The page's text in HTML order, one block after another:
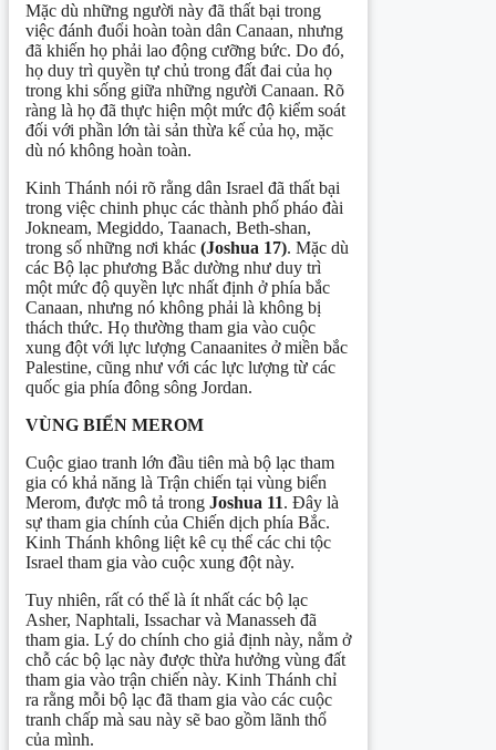
Mặc dù những người này đã thất bại trong
việc đánh đuổi hoàn toàn dân Canaan, nhưng
đã khiến họ phải lao động cưỡng bức. Do đó,
họ duy trì quyền tự chủ trong đất đai của họ
trong khi sống giữa những người Canaan. Rõ
ràng là họ đã thực hiện một mức độ kiểm soát
đối với phần lớn tài sản thừa kế của họ, mặc
dù nó không hoàn toàn.
Kinh Thánh nói rõ rằng dân Israel đã thất bại
trong việc chinh phục các thành phố pháo đài
Jokneam, Megiddo, Taanach, Beth-shan,
trong số những nơi khác (Joshua 17). Mặc dù
các Bộ lạc phương Bắc dường như duy trì
một mức độ quyền lực nhất định ở phía bắc
Canaan, nhưng nó không phải là không bị
thách thức. Họ thường tham gia vào cuộc
xung đột với lực lượng Canaanites ở miền bắc
Palestine, cũng như với các lực lượng từ các
quốc gia phía đông sông Jordan.
VÙNG BIỂN MEROM
Cuộc giao tranh lớn đầu tiên mà bộ lạc tham
gia có khả năng là Trận chiến tại vùng biển
Merom, được mô tả trong Joshua 11. Đây là
sự tham gia chính của Chiến dịch phía Bắc.
Kinh Thánh không liệt kê cụ thể các chi tộc
Israel tham gia vào cuộc xung đột này.
Tuy nhiên, rất có thể là ít nhất các bộ lạc
Asher, Naphtali, Issachar và Manasseh đã
tham gia. Lý do chính cho giả định này, nằm ở
chỗ các bộ lạc này được thừa hưởng vùng đất
tham gia vào trận chiến này. Kinh Thánh chỉ
ra rằng mỗi bộ lạc đã tham gia vào các cuộc
tranh chấp mà sau này sẽ bao gồm lãnh thổ
của mình.